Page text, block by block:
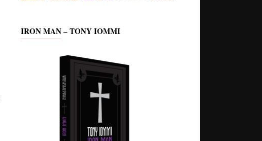
IRON MAN – TONY IOMMI